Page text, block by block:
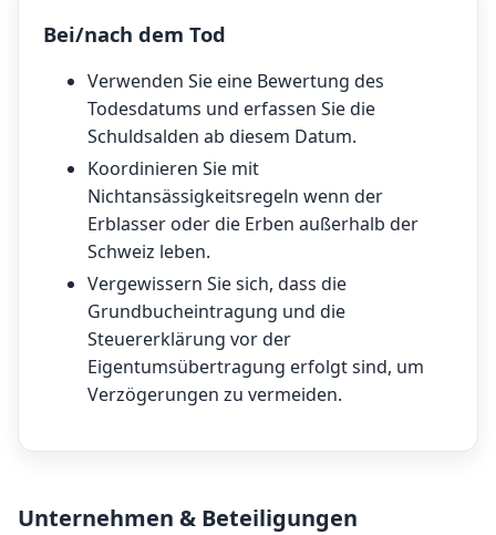
Bei/nach dem Tod
Verwenden Sie eine Bewertung des
Todesdatums und erfassen Sie die
Schuldsalden ab diesem Datum.
Koordinieren Sie mit
Nichtansässigkeitsregeln wenn der
Erblasser oder die Erben außerhalb der
Schweiz leben.
Vergewissern Sie sich, dass die
Grundbucheintragung und die
Steuererklärung vor der
Eigentumsübertragung erfolgt sind, um
Verzögerungen zu vermeiden.
Unternehmen & Beteiligungen